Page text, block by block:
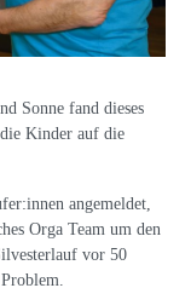
Sonne fand dieses
Kinder auf die
angemeldet,
Orga Team um den
vor 50